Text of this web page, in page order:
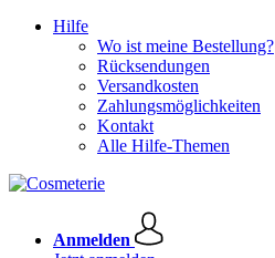
Hilfe
Wo ist meine Bestellung?
Rücksendungen
Versandkosten
Zahlungsmöglichkeiten
Kontakt
Alle Hilfe-Themen
Anmelden